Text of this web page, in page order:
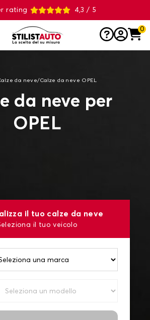
4,3 / 5
0
da neve/ Calze da neve OPEL
da neve per
OPEL
il tuo calze da neve
il tuo veicolo